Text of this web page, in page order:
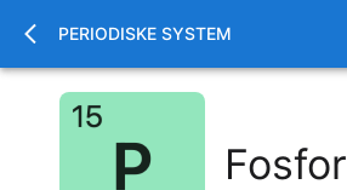
PERIODISKE SYSTEM
Fosfor